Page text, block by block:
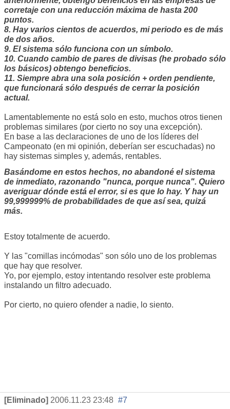
corretaje con una reducción máxima de hasta 200
puntos.
8. Hay varios cientos de acuerdos, mi periodo es de más
de dos años.
9. El sistema sólo funciona con un símbolo.
10. Cuando cambio de pares de divisas (he probado sólo
los básicos) obtengo beneficios.
11. Siempre abra una sola posición + orden pendiente,
que funcionará sólo después de cerrar la posición
actual.
Lamentablemente no está solo en esto, muchos otros tienen
problemas similares (por cierto no soy una excepción).
En base a las declaraciones de uno de los líderes del
Campeonato (en mi opinión, deberían ser escuchadas) no
hay sistemas simples y, además, rentables.
Basándome en estos hechos, no abandoné el sistema
de inmediato, razonando "nunca, porque nunca". Quiero
averiguar dónde está el error, si es que lo hay. Y hay un
99,999999% de probabilidades de que así sea, quizá
más.
Estoy totalmente de acuerdo.
Y las "comillas incómodas" son sólo uno de los problemas
que hay que resolver.
Yo, por ejemplo, estoy intentando resolver este problema
instalando un filtro adecuado.
Por cierto, no quiero ofender a nadie, lo siento.
[Eliminado] 2006.11.23 23:48 #7